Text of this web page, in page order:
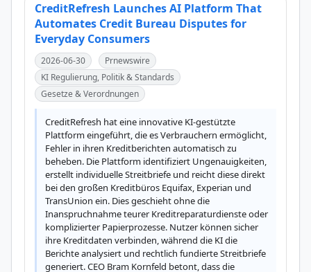
CreditRefresh Launches AI Platform That
Automates Credit Bureau Disputes for
Everyday Consumers
2026-06-30
Prnewswire
KI Regulierung, Politik & Standards
Gesetze & Verordnungen
CreditRefresh hat eine innovative KI-gestützte
Plattform eingeführt, die es Verbrauchern ermöglicht,
Fehler in ihren Kreditberichten automatisch zu
beheben. Die Plattform identifiziert Ungenauigkeiten,
erstellt individuelle Streitbriefe und reicht diese direkt
bei den großen Kreditbüros Equifax, Experian und
TransUnion ein. Dies geschieht ohne die
Inanspruchnahme teurer Kreditreparaturdienste oder
komplizierter Papierprozesse. Nutzer können sicher
ihre Kreditdaten verbinden, während die KI die
Berichte analysiert und rechtlich fundierte Streitbriefe
generiert. CEO Bram Kornfeld betont, dass die